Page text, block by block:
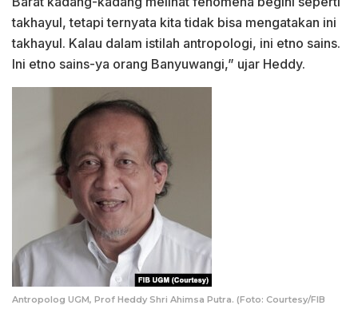
takhayul, tetapi ternyata kita tidak bisa mengatakan ini
takhayul. Kalau dalam istilah antropologi, ini etno sains.
Ini etno sains-ya orang Banyuwangi,” ujar Heddy.
Antropolog UGM, Prof Heddy Shri Ahimsa Putra. (Foto: Courtesy/FIB